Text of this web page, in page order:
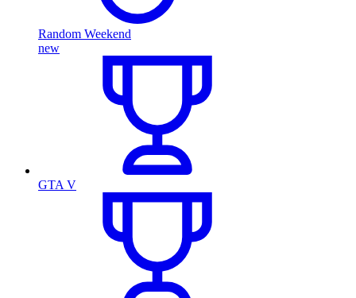
Random Weekend
new
GTA V